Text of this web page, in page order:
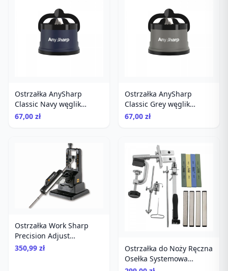
Ostrzałka AnySharp
Classic Navy węglik
wolframu PowerGrip
67,00 zł
Ostrzałka AnySharp
Classic Grey węglik
wolframu PowerGrip
67,00 zł
Ostrzałka Work Sharp
Precision Adjust
diamentowa
350,99 zł
Ostrzałka do Noży Ręczna
Osełka Systemowa
Diamenty Kamienie